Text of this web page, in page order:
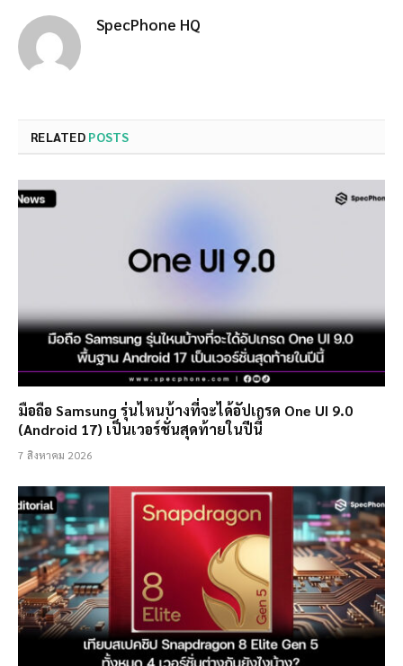
SpecPhone HQ
RELATED POSTS
มือถือ Samsung รุ่นไหนบ้างที่จะได้อัปเกรด One UI 9.0
(Android 17) เป็นเวอร์ชั่นสุดท้ายในปีนี้
7 สิงหาคม 2026